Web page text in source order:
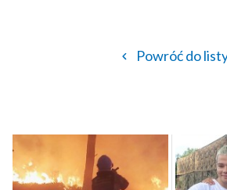
Powróć do